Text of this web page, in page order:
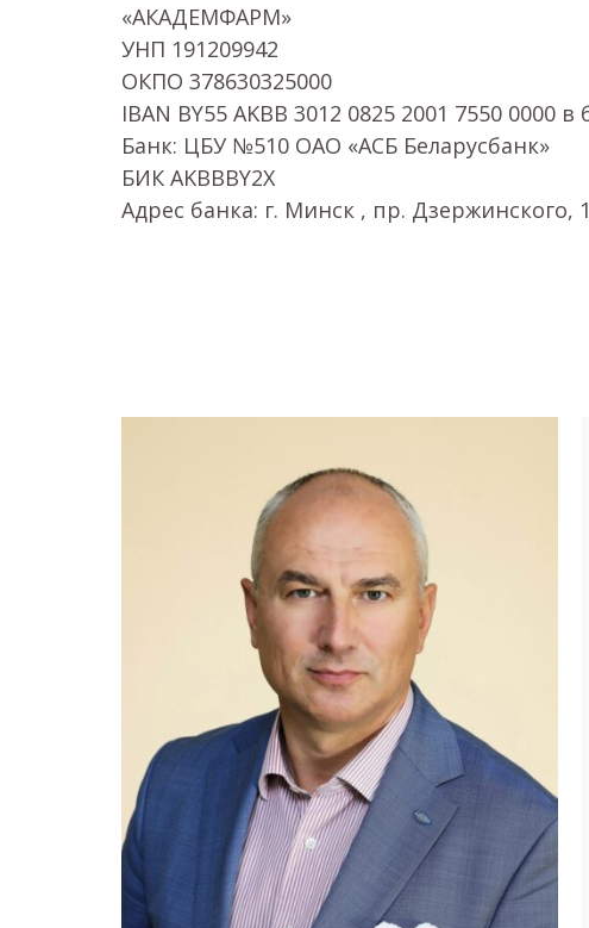
«АКАДЕМФАРМ»
УНП 191209942
ОКПО 378630325000
IBAN BY55 AKBB 3012 0825 2001 7550 0000 в
Банк: ЦБУ №510 ОАО «АСБ Беларусбанк»
БИК AKBBBY2X
Адрес банка: г. Минск , пр. Дзержинского,